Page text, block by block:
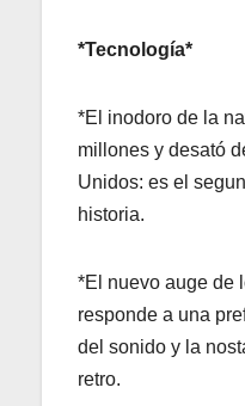
*Tecnología*
*El inodoro de la
millones y desató
Unidos: es el
historia.
*El nuevo auge de
responde a una
del sonido y la
retro.